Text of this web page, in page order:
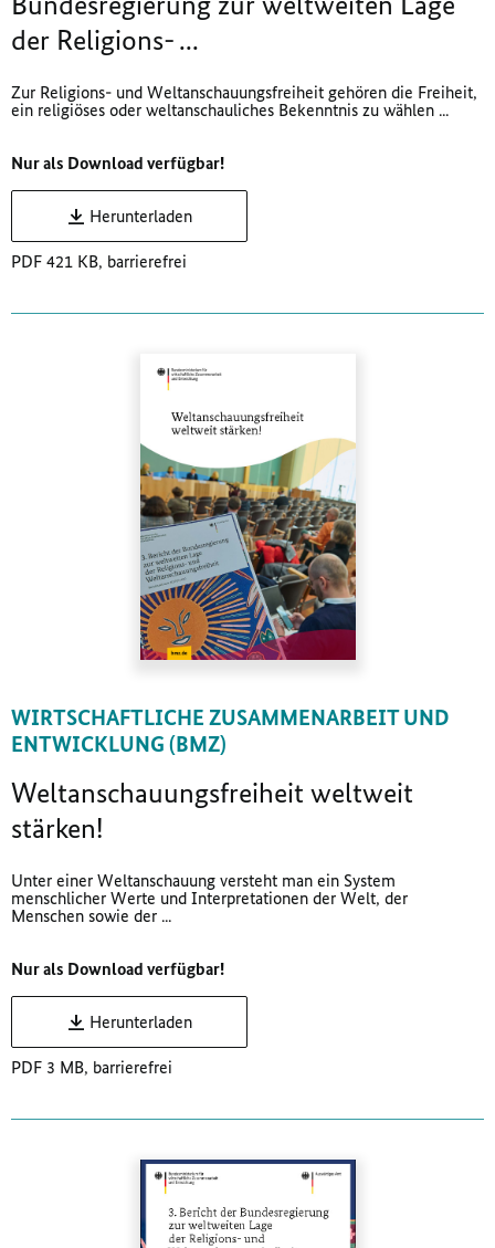
der Religions- ...
Zur Religions- und Weltanschauungsfreiheit gehören die Freiheit,
ein religiöses oder weltanschauliches Bekenntnis zu wählen ...
Nur als Download verfügbar!
Herunterladen
PDF 421 KB, barrierefrei
WIRTSCHAFTLICHE ZUSAMMENARBEIT UND
ENTWICKLUNG (BMZ)
Weltanschauungsfreiheit weltweit
stärken!
Unter einer Weltanschauung versteht man ein System
menschlicher Werte und Interpretationen der Welt, der
Menschen sowie der ...
Nur als Download verfügbar!
Herunterladen
PDF 3 MB, barrierefrei